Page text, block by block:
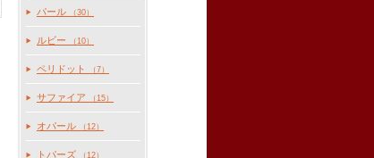
パール （30）
ルビー （10）
ペリドット （7）
サファイア （15）
オパール （12）
トパーズ （12）